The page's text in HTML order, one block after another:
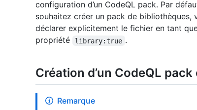
configuration d’un CodeQL pack. Par
souhaitez créer un pack de
déclarer explicitement le fichier en tant
propriété
library:true .
Création d’un CodeQL
Remarque